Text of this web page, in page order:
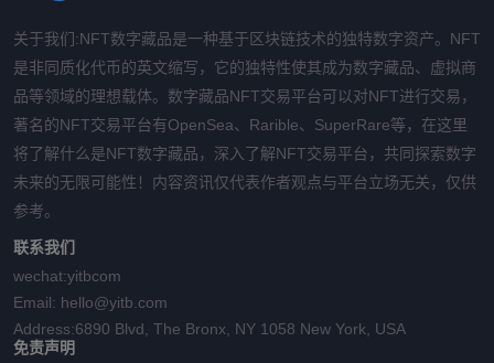
关于我们:NFT数字藏品是一种基于区块链技术的独特数字资产。NFT
是非同质化代币的英文缩写，它的独特性使其成为数字藏品、虚拟商
品等领域的理想载体。数字藏品NFT交易平台可以对NFT进行交易，
著名的NFT交易平台有OpenSea、Rarible、SuperRare等，在这里
将了解什么是NFT数字藏品，深入了解NFT交易平台，共同探索数字
未来的无限可能性！内容资讯仅代表作者观点与平台立场无关，仅供
参考。
联系我们
wechat:yitbcom
Email: hello@yitb.com
Address:6890 Blvd, The Bronx, NY 1058 New York, USA
免责声明